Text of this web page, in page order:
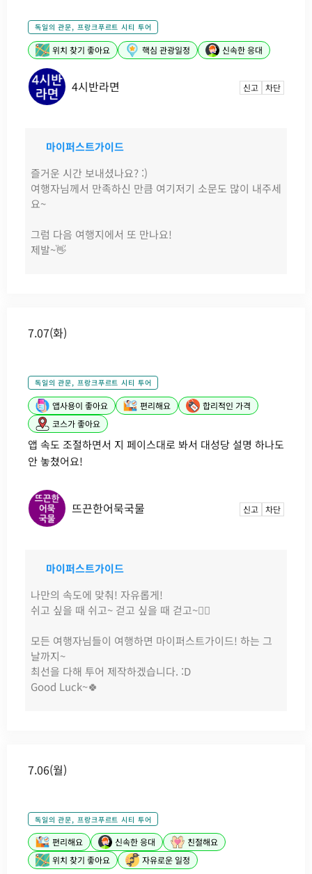
독일의 관문, 프랑크푸르트 시티 투어
위치 찾기 좋아요 핵심 관광일정 신속한 응대
4시반라면 신고 차단
마이퍼스트가이드
즐거운 시간 보내셨나요? :)
여행자님께서 만족하신 만큼 여기저기 소문도 많이 내주세
요~
그럼 다음 여행지에서 또 만나요!
제발~👋
7.07(화)
독일의 관문, 프랑크푸르트 시티 투어
앱사용이 좋아요 편리해요
합리적인 가격
코스가 좋아요
앱 속도 조절하면서 지 페이스대로 봐서 대성당 설명 하나도
안 놓쳤어요!
뜨끈한어묵국물 신고 차단
마이퍼스트가이드
나만의 속도에 맞춰! 자유롭게!
쉬고 싶을 때 쉬고~ 걷고 싶을 때 걷고~🏃‍♂️
모든 여행자님들이 여행하면 마이퍼스트가이드! 하는 그
날까지~
최선을 다해 투어 제작하겠습니다. :D
Good Luck~🍀
7.06(월)
독일의 관문, 프랑크푸르트 시티 투어
편리해요 신속한 응대
친절해요
위치 찾기 좋아요
자유로운 일정